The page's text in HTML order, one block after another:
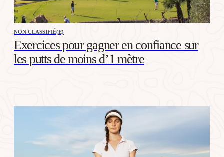
NON CLASSIFIÉ(E)
Exercices pour gagner en confiance sur
les putts de moins d’1 mètre